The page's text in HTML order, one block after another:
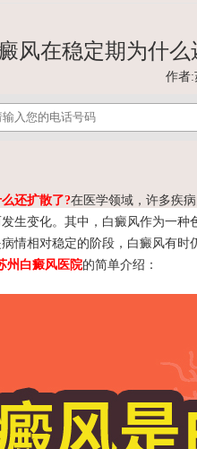
风在稳定期为什么
作者:
还扩散了?在医学领域，许多疾
生变化。其中，白癜风作为一种
情相对稳定的阶段，白癜风有
州白癜风医院的简单介绍：